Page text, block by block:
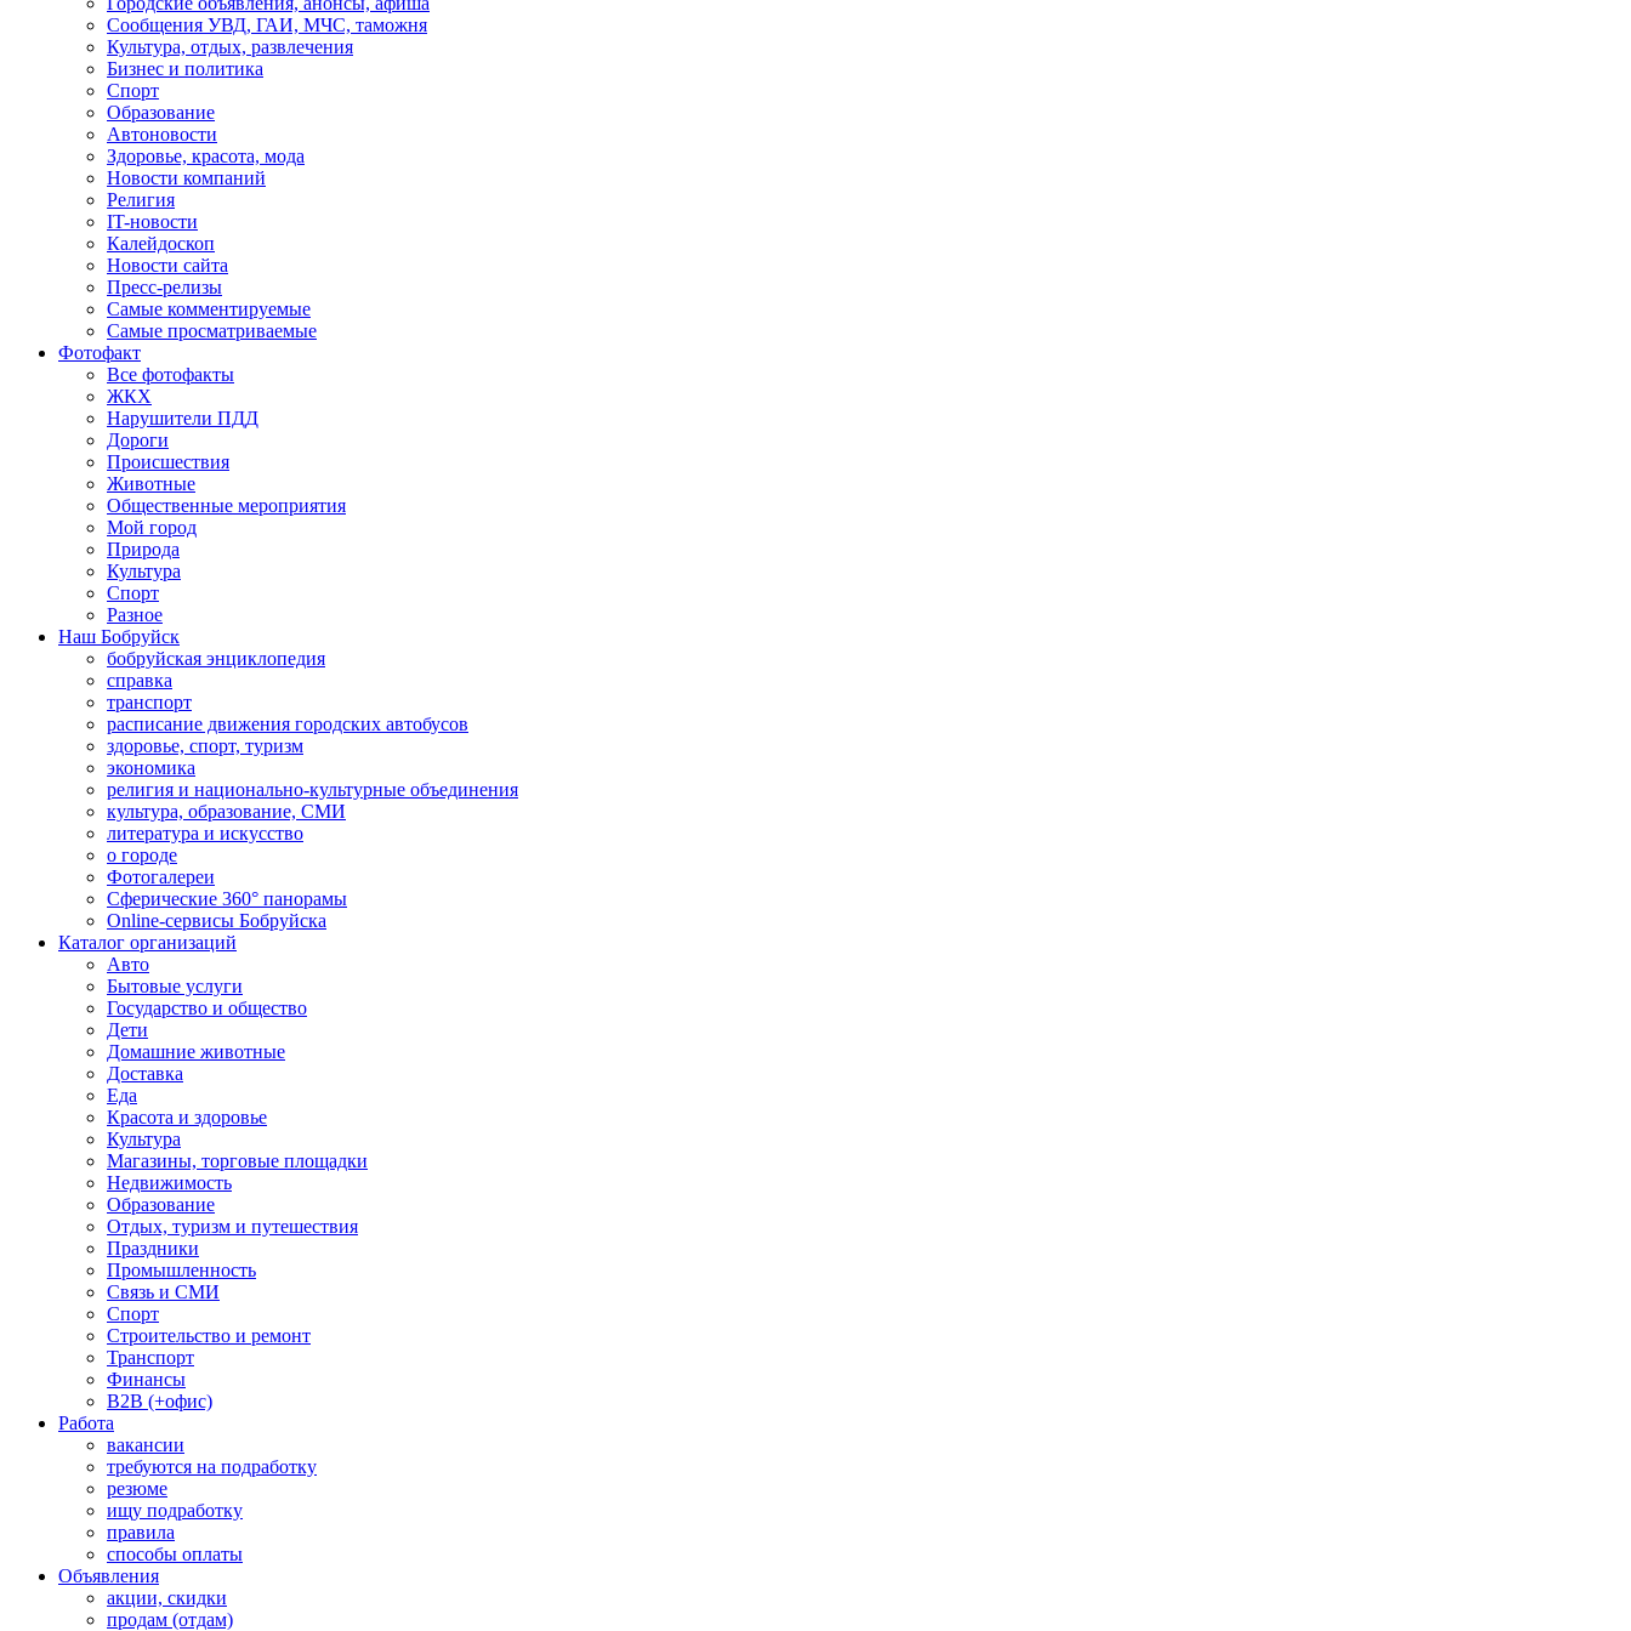
Сообщения УВД, ГАИ, МЧС, таможня
Культура, отдых, развлечения
Бизнес и политика
Спорт
Образование
Автоновости
Здоровье, красота, мода
Новости компаний
Религия
IT-новости
Калейдоскоп
Новости сайта
Пресс-релизы
Самые комментируемые
Самые просматриваемые
Фотофакт
Все фотофакты
ЖКХ
Нарушители ПДД
Дороги
Происшествия
Животные
Общественные мероприятия
Мой город
Природа
Культура
Спорт
Разное
Наш Бобруйск
бобруйская энциклопедия
справка
транспорт
расписание движения городских автобусов
здоровье, спорт, туризм
экономика
религия и национально-культурные объединения
культура, образование, СМИ
литература и искусство
о городе
Фотогалереи
Сферические 360° панорамы
Online-сервисы Бобруйска
Каталог организаций
Авто
Бытовые услуги
Государство и общество
Дети
Домашние животные
Доставка
Еда
Красота и здоровье
Культура
Магазины, торговые площадки
Недвижимость
Образование
Отдых, туризм и путешествия
Праздники
Промышленность
Связь и СМИ
Спорт
Строительство и ремонт
Транспорт
Финансы
B2B (+офис)
Работа
вакансии
требуются на подработку
резюме
ищу подработку
правила
способы оплаты
Объявления
акции, скидки
продам (отдам)